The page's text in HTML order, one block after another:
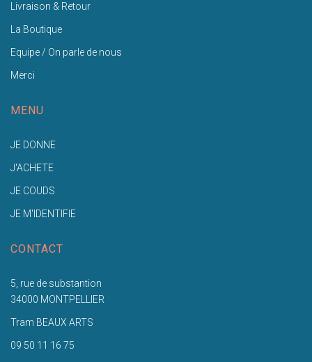
Livraison & Retour
La Boutique
Equipe / On parle de nous
Merci
MENU
JE DONNE
J'ACHETE
JE COUDS
JE M'IDENTIFIE
CONTACT
5, rue de substantion
34000 MONTPELLIER
Tram BEAUX ARTS
09 50 11 16 75